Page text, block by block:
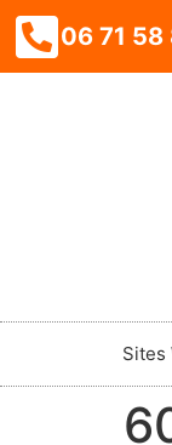
06 71 58
Sites